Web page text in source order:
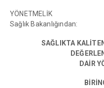
YÖNETMELİK
Sağlık Bakanlığından:
SAĞLIKTA
DAİR